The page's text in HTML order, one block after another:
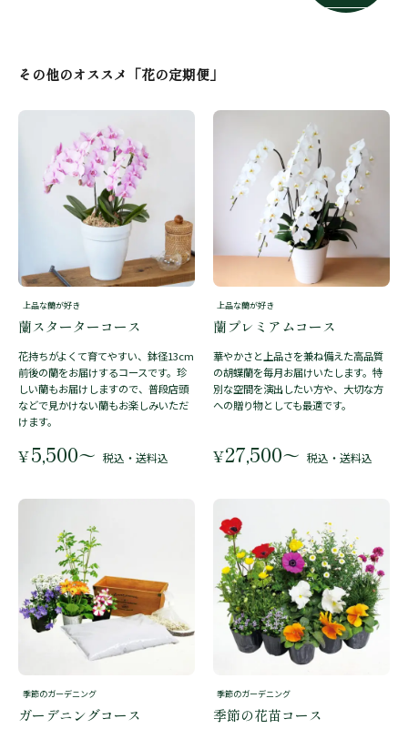
その他のオススメ「花の定期便」
上品な蘭が好き
蘭スターターコース
花持ちがよくて育てやすい、鉢径13cm
前後の蘭をお届けするコースです。珍
しい蘭もお届けしますので、普段店頭
などで見かけない蘭もお楽しみいただ
けます。
¥5,500〜 税込・送料込
上品な蘭が好き
蘭プレミアムコース
華やかさと上品さを兼ね備えた高品質
の胡蝶蘭を毎月お届けいたします。特
別な空間を演出したい方や、大切な方
への贈り物としても最適です。
¥27,500〜 税込・送料込
季節のガーデニング
ガーデニングコース
季節のガーデニング
季節の花苗コース